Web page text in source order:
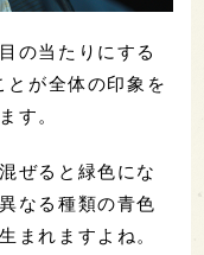
の当たりにする
とが全体の印象を
す。
ぜると緑色にな
なる種類の青色
まれますよね。